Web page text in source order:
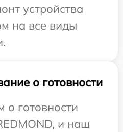
устройства
на все виды
о готовности
готовности
и наш